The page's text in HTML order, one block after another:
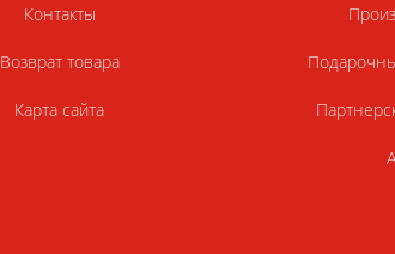
Контакты
Возврат товара
Карта сайта